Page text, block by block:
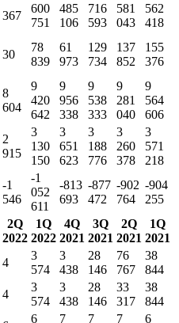
367
600
751
485
106
716
593
581
043
562
418
30
78
839
61
973
129
734
137
852
155
376
8
604
9
420
642
9
956
338
9
538
333
9
281
040
9
564
606
2
915
3
130
150
3
651
623
3
188
776
3
260
378
3
571
218
-1
546
-1
052
611
-813
693
-877
472
-902
764
-904
255
2Q
2022
1Q
2022
4Q
2021
3Q
2021
2Q
2021
1Q
2021
4
3
574
3
438
28
146
76
767
38
844
4
3
574
3
438
28
146
33
317
38
844
6
7
7
7
6